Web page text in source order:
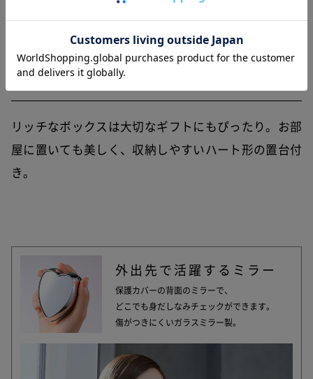
ギフトにも最適
リッチなボックスは大切なギフトにもぴったり。お部
屋に置いても美しく、収納しやすいハート形の置台付
き。
外出先で活躍するミラー
保護カバーの背面のミラーで、
どこでも身だしなみチェックができます。
傷がつきにくいガラスミラー製。